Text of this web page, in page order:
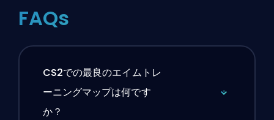
FAQs
CS2での最良のエイムトレ
ーニングマップは何です
か？